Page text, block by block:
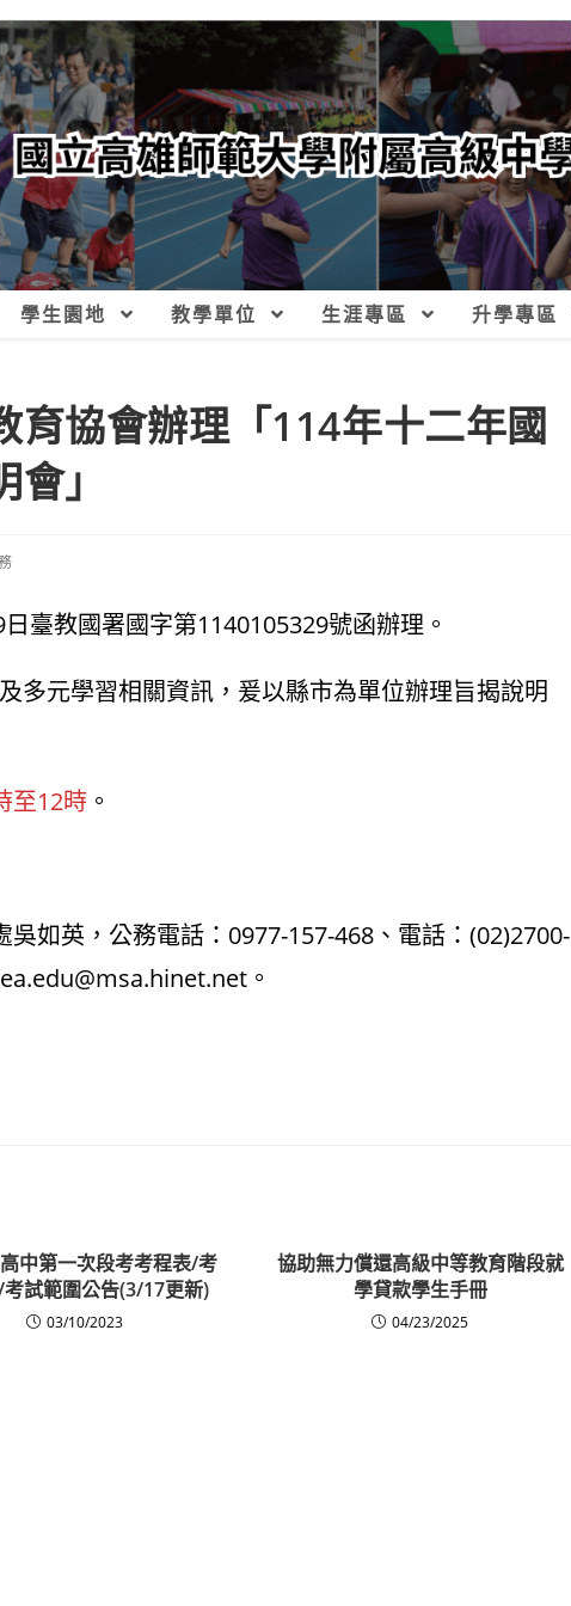
學生園地 教學單位 生涯專區 升學專區
育協會辦理「114年十二年國
」
臺教國署國字第1140105329號函辦理。
多元學習相關資訊，爰以縣市為單位辦理旨揭說明
至12時 。
如英，公務電話：0977-157-468、電話：(02)2700-
。
中第一次段考考程表/考
試範圍公告(3/17更新)
03/10/2023
協助無力償還高級中等教育階段就
學貸款學生手冊
04/23/2025